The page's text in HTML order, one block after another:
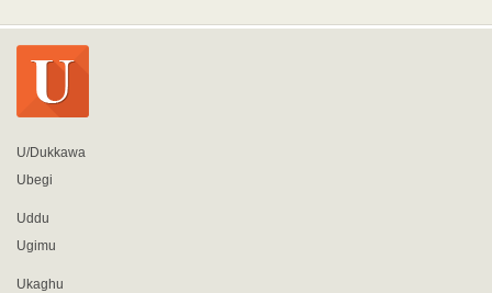
U/Dukkawa
Ubegi
Uddu
Ugimu
Ukaghu